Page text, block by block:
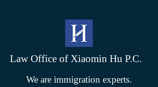
Law Office of Xiaomin Hu P.C.
We are immigration experts.